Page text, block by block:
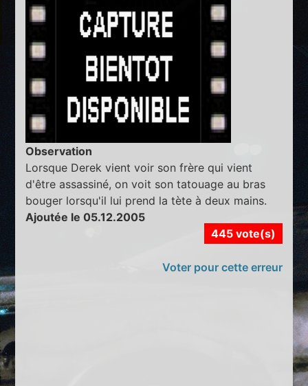
Observation
Lorsque Derek vient voir son frère qui vient
d'être assassiné, on voit son tatouage au bras
bouger lorsqu'il lui prend la tète à deux mains.
Ajoutée le 05.12.2005
445 vote(s)
Voter pour cette erreur